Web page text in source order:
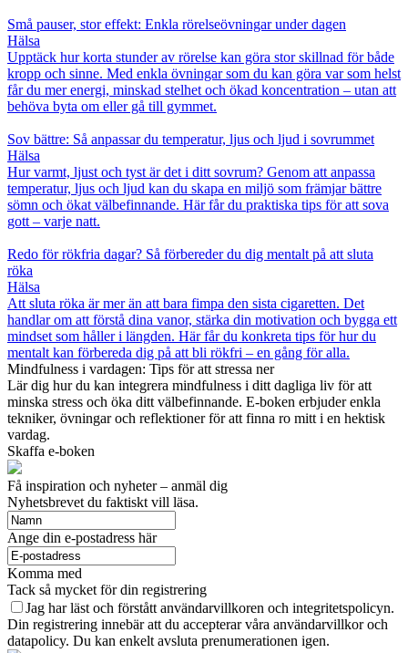
Små pauser, stor effekt: Enkla rörelseövningar under dagen
Hälsa
Upptäck hur korta stunder av rörelse kan göra stor skillnad för både
kropp och sinne. Med enkla övningar som du kan göra var som helst
får du mer energi, minskad stelhet och ökad koncentration – utan att
behöva byta om eller gå till gymmet.
Sov bättre: Så anpassar du temperatur, ljus och ljud i sovrummet
Hälsa
Hur varmt, ljust och tyst är det i ditt sovrum? Genom att anpassa
temperatur, ljus och ljud kan du skapa en miljö som främjar bättre
sömn och ökat välbefinnande. Här får du praktiska tips för att sova
gott – varje natt.
Redo för rökfria dagar? Så förbereder du dig mentalt på att sluta
röka
Hälsa
Att sluta röka är mer än att bara fimpa den sista cigaretten. Det
handlar om att förstå dina vanor, stärka din motivation och bygga ett
mindset som håller i längden. Här får du konkreta tips för hur du
mentalt kan förbereda dig på att bli rökfri – en gång för alla.
Mindfulness i vardagen: Tips för att stressa ner
Lär dig hur du kan integrera mindfulness i ditt dagliga liv för att
minska stress och öka ditt välbefinnande. E-boken erbjuder enkla
tekniker, övningar och reflektioner för att finna ro mitt i en hektisk
vardag.
Skaffa e-boken
Få inspiration och nyheter – anmäl dig
Nyhetsbrevet du faktiskt vill läsa.
Ange din e-postadress här
Komma med
Tack så mycket för din registrering
Jag har läst och förstått användarvillkoren och integritetspolicyn.
Din registrering innebär att du accepterar våra användarvillkor och
datapolicy. Du kan enkelt avsluta prenumerationen igen.